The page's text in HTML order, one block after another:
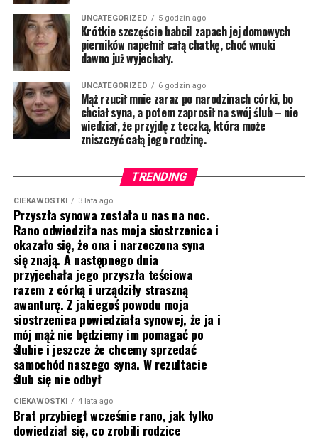
UNCATEGORIZED 5 godzin ago
Krótkie szczęście babciI zapach jej domowych
pierników napełnił całą chatkę, choć wnuki
dawno już wyjechały.
UNCATEGORIZED 6 godzin ago
Mąż rzucił mnie zaraz po narodzinach córki, bo
chciał syna, a potem zaprosił na swój ślub – nie
wiedział, że przyjdę z teczką, która może
zniszczyć całą jego rodzinę.
TRENDING
CIEKAWOSTKI 3 lata ago
Przyszła synowa została u nas na noc.
Rano odwiedziła nas moja siostrzenica i
okazało się, że ona i narzeczona syna
się znają. A następnego dnia
przyjechała jego przyszła teściowa
razem z córką i urządziły straszną
awanturę. Z jakiegoś powodu moja
siostrzenica powiedziała synowej, że ja i
mój mąż nie będziemy im pomagać po
ślubie i jeszcze że chcemy sprzedać
samochód naszego syna. W rezultacie
ślub się nie odbył
CIEKAWOSTKI 4 lata ago
Brat przybiegł wcześnie rano, jak tylko
dowiedział się, co zrobili rodzice